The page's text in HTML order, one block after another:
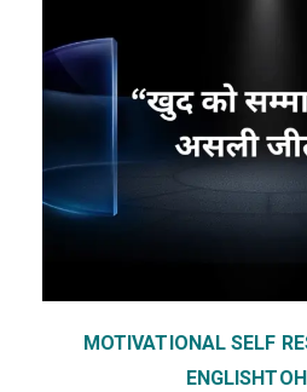
MOTIVATIONAL SELF